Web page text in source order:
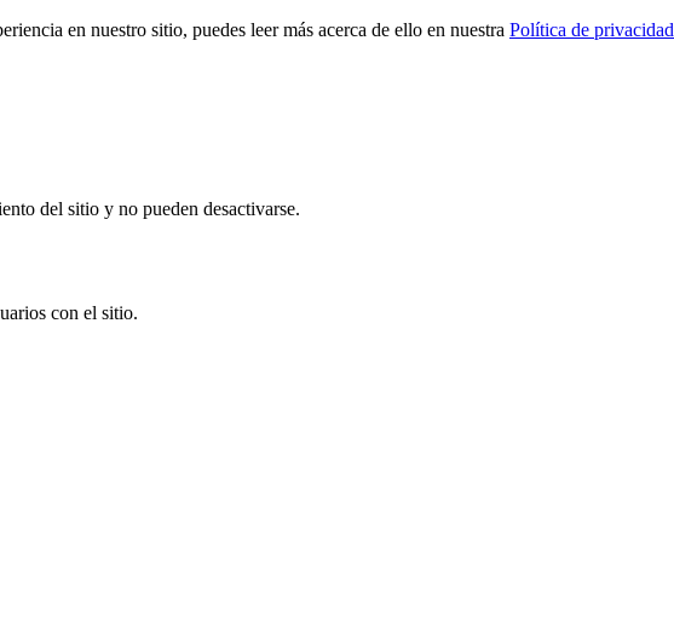
en nuestro sitio, puedes leer más acerca de ello en nuestra Política de privacidad
del sitio y no pueden desactivarse.
con el sitio.